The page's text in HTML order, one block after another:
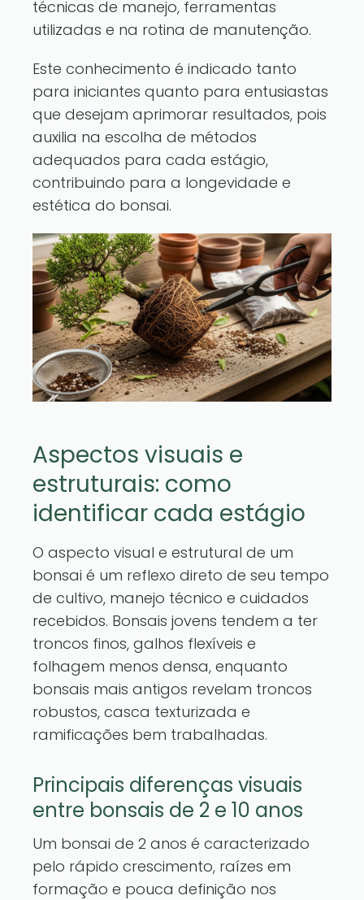
técnicas de manejo, ferramentas
utilizadas e na rotina de manutenção.
Este conhecimento é indicado tanto
para iniciantes quanto para entusiastas
que desejam aprimorar resultados, pois
auxilia na escolha de métodos
adequados para cada estágio,
contribuindo para a longevidade e
estética do bonsai.
Aspectos visuais e
estruturais: como
identificar cada estágio
O aspecto visual e estrutural de um
bonsai é um reflexo direto de seu tempo
de cultivo, manejo técnico e cuidados
recebidos. Bonsais jovens tendem a ter
troncos finos, galhos flexíveis e
folhagem menos densa, enquanto
bonsais mais antigos revelam troncos
robustos, casca texturizada e
ramificações bem trabalhadas.
Principais diferenças visuais
entre bonsais de 2 e 10 anos
Um bonsai de 2 anos é caracterizado
pelo rápido crescimento, raízes em
formação e pouca definição nos